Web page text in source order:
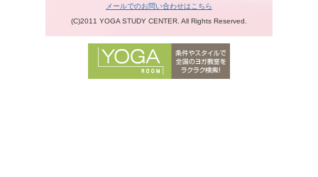
メールでのお問い合わせはこちら
(C)2011 YOGA STUDY CENTER. All Rights Reserved.